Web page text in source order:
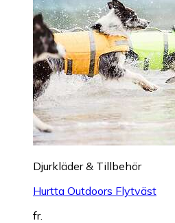
Djurkläder & Tillbehör
Hurtta Outdoors Flytväst
fr.